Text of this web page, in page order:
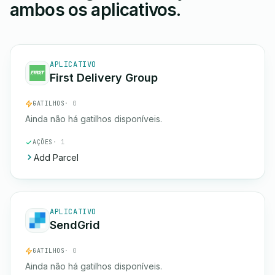
ambos os aplicativos.
APLICATIVO
First Delivery Group
GATILHOS · 0
Ainda não há gatilhos disponíveis.
AÇÕES · 1
Add Parcel
APLICATIVO
SendGrid
GATILHOS · 0
Ainda não há gatilhos disponíveis.